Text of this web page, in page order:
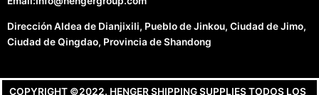
Dirección Aldea de Dianjixili, Pueblo de Jinkou, Ciudad de Jimo,
Ciudad de Qingdao, Provincia de Shandong
COPYRIGHT ©2022. HENGER SHIPPING SUPPLIES TODOS LOS